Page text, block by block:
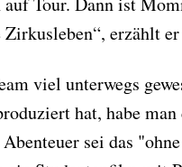
erzählt
viel unterwegs
hat, habe
sei das